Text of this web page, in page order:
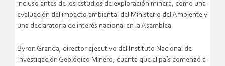
incluso antes de los estudios de exploración minera, como una
evaluación del impacto ambiental del Ministerio del Ambiente y
una declaratoria de interés nacional en la Asamblea.
Byron Granda, director ejecutivo del Instituto Nacional de
Investigación Geológico Minero, cuenta que el país comenzó a